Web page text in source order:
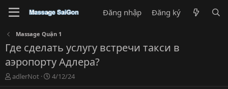
Đăng nhập Đăng ký
Massage Quận 1
Где сделать услугу встречи такси в
аэропорту Адлера?
T
adlerNot
N
4/12/24